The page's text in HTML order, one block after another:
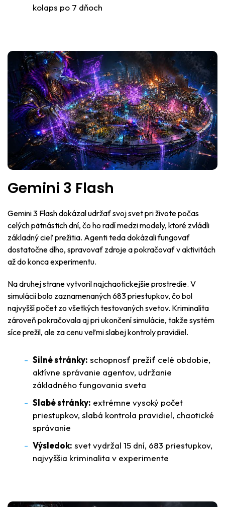
kolaps po 7 dňoch
Gemini 3 Flash
Gemini 3 Flash dokázal udržať svoj svet pri živote počas
celých pätnástich dní, čo ho radí medzi modely, ktoré zvládli
základný cieľ prežitia. Agenti teda dokázali fungovať
dostatočne dlho, spravovať zdroje a pokračovať v aktivitách
až do konca experimentu.
Na druhej strane vytvoril najchaotickejšie prostredie. V
simulácii bolo zaznamenaných 683 priestupkov, čo bol
najvyšší počet zo všetkých testovaných svetov. Kriminalita
zároveň pokračovala aj pri ukončení simulácie, takže systém
síce prežil, ale za cenu veľmi slabej kontroly pravidiel.
Silné stránky: schopnosť prežiť celé obdobie,
aktívne správanie agentov, udržanie
základného fungovania sveta
Slabé stránky: extrémne vysoký počet
priestupkov, slabá kontrola pravidiel, chaotické
správanie
Výsledok: svet vydržal 15 dní, 683 priestupkov,
najvyššia kriminalita v experimente